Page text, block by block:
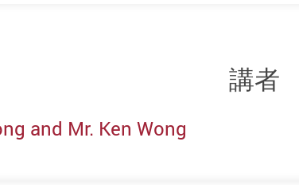
講者
and Mr. Ken Wong